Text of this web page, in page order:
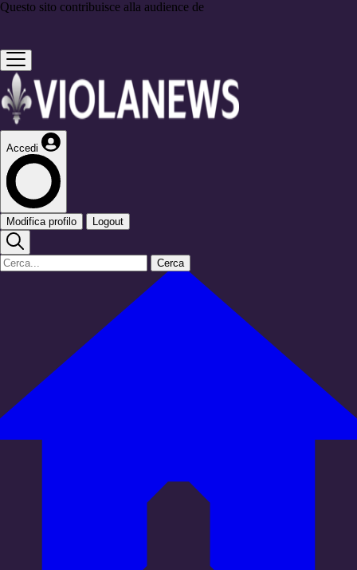
Questo sito contribuisce alla audience de
Accedi
Modifica profilo Logout
Cerca